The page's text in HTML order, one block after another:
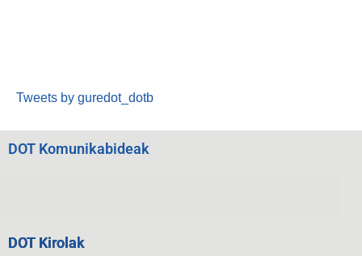
Tweets by guredot_dotb
DOT Komunikabideak
DOT Kirolak